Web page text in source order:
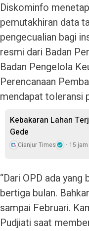
Diskominfo
pemutakhiran data
pengecualian bagi
resmi dari Badan
Badan Pengelola
Perencanaan
mendapat toleransi
Kebakaran Lahan
Gede
Cianjur Times 15 jam
“Dari OPD ada yang
bertiga bulan.
sampai Februari.
Pudjiati saat